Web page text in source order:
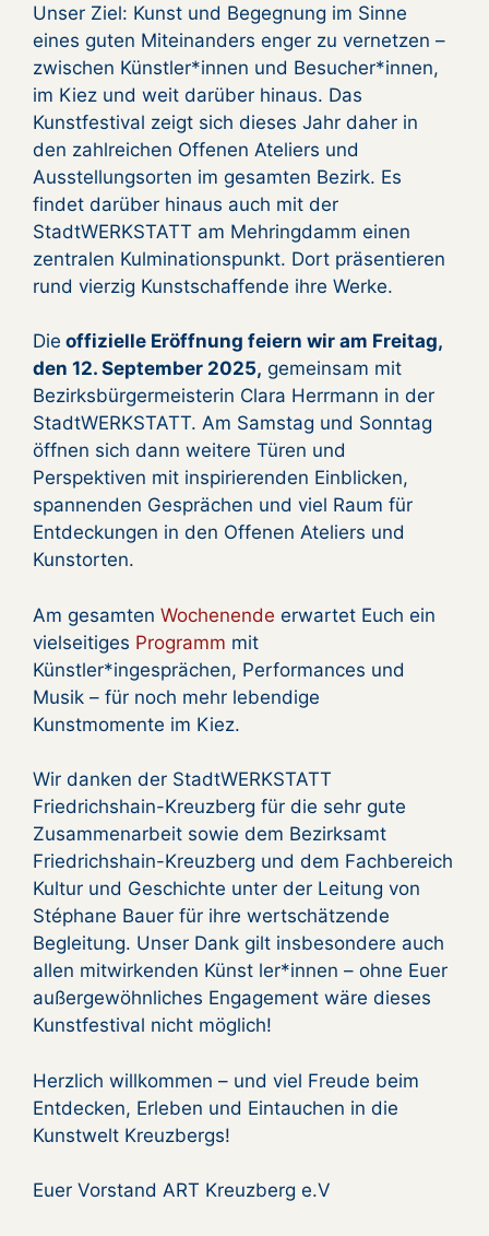
Unser Ziel: Kunst und Begegnung im Sinne
eines guten Miteinanders enger zu vernetzen –
zwischen Künstler*innen und Besucher*innen,
im Kiez und weit darüber hinaus. Das
Kunstfestival zeigt sich dieses Jahr daher in
den zahlreichen Offenen Ateliers und
Ausstellungsorten im gesamten Bezirk. Es
findet darüber hinaus auch mit der
StadtWERKSTATT am Mehringdamm einen
zentralen Kulminationspunkt. Dort präsentieren
rund vierzig Kunstschaffende ihre Werke.
Die offizielle Eröffnung feiern wir am Freitag,
den 12. September 2025, gemeinsam mit
Bezirksbürgermeisterin Clara Herrmann in der
StadtWERKSTATT. Am Samstag und Sonntag
öffnen sich dann weitere Türen und
Perspektiven mit inspirierenden Einblicken,
spannenden Gesprächen und viel Raum für
Entdeckungen in den Offenen Ateliers und
Kunstorten.
Am gesamten Wochenende erwartet Euch ein
vielseitiges Programm mit
Künstler*ingesprächen, Performances und
Musik – für noch mehr lebendige
Kunstmomente im Kiez.
Wir danken der StadtWERKSTATT
Friedrichshain-Kreuzberg für die sehr gute
Zusammenarbeit sowie dem Bezirksamt
Friedrichshain-Kreuzberg und dem Fachbereich
Kultur und Geschichte unter der Leitung von
Stéphane Bauer für ihre wertschätzende
Begleitung. Unser Dank gilt insbesondere auch
allen mitwirkenden Künst ler*innen – ohne Euer
außergewöhnliches Engagement wäre dieses
Kunstfestival nicht möglich!
Herzlich willkommen – und viel Freude beim
Entdecken, Erleben und Eintauchen in die
Kunstwelt Kreuzbergs!
Euer Vorstand ART Kreuzberg e.V